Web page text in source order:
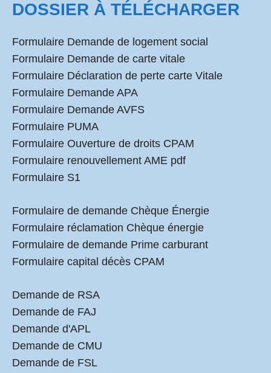
DOSSIER À TÉLÉCHARGER
Formulaire Demande de logement social
Formulaire Demande de carte vitale
Formulaire Déclaration de perte carte Vitale
Formulaire Demande APA
Formulaire Demande AVFS
Formulaire PUMA
Formulaire Ouverture de droits CPAM
Formulaire renouvellement AME pdf
Formulaire S1
Formulaire de demande Chèque Énergie
Formulaire réclamation Chèque énergie
Formulaire de demande Prime carburant
Formulaire capital décès CPAM
Demande de RSA
Demande de FAJ
Demande d'APL
Demande de CMU
Demande de FSL